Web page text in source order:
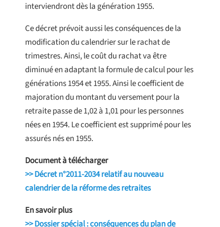
interviendront dès la génération 1955.
Ce décret prévoit aussi les conséquences de la
modification du calendrier sur le rachat de
trimestres. Ainsi, le coût du rachat va être
diminué en adaptant la formule de calcul pour les
générations 1954 et 1955. Ainsi le coefficient de
majoration du montant du versement pour la
retraite passe de 1,02 à 1,01 pour les personnes
nées en 1954. Le coefficient est supprimé pour les
assurés nés en 1955.
Document à télécharger
>> Décret n°2011-2034 relatif au nouveau
calendrier de la réforme des retraites
En savoir plus
>> Dossier spécial : conséquences du plan de